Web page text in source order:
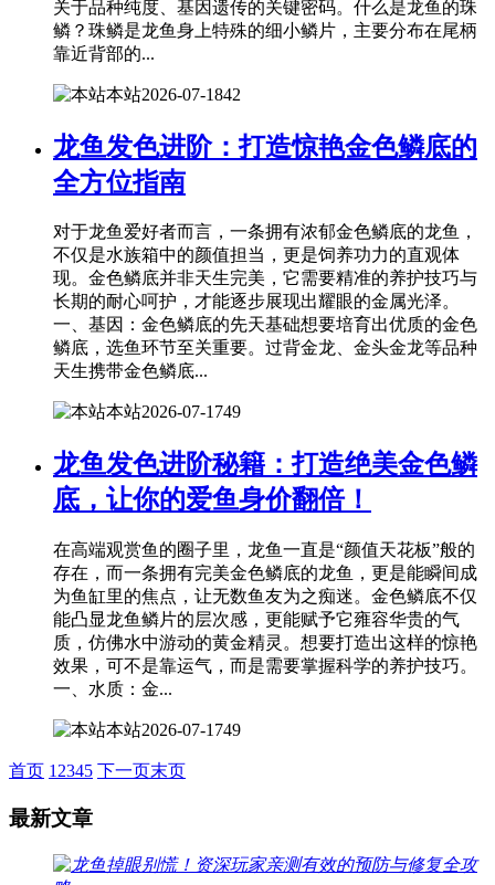
关于品种纯度、基因遗传的关键密码。什么是龙鱼的珠
鳞？珠鳞是龙鱼身上特殊的细小鳞片，主要分布在尾柄
靠近背部的...
本站2026-07-1842
龙鱼发色进阶：打造惊艳金色鳞底的
全方位指南
对于龙鱼爱好者而言，一条拥有浓郁金色鳞底的龙鱼，
不仅是水族箱中的颜值担当，更是饲养功力的直观体
现。金色鳞底并非天生完美，它需要精准的养护技巧与
长期的耐心呵护，才能逐步展现出耀眼的金属光泽。
一、基因：金色鳞底的先天基础想要培育出优质的金色
鳞底，选鱼环节至关重要。过背金龙、金头金龙等品种
天生携带金色鳞底...
本站2026-07-1749
龙鱼发色进阶秘籍：打造绝美金色鳞
底，让你的爱鱼身价翻倍！
在高端观赏鱼的圈子里，龙鱼一直是“颜值天花板”般的
存在，而一条拥有完美金色鳞底的龙鱼，更是能瞬间成
为鱼缸里的焦点，让无数鱼友为之痴迷。金色鳞底不仅
能凸显龙鱼鳞片的层次感，更能赋予它雍容华贵的气
质，仿佛水中游动的黄金精灵。想要打造出这样的惊艳
效果，可不是靠运气，而是需要掌握科学的养护技巧。
一、水质：金...
本站2026-07-1749
首页 1 2345 下一页末页
最新文章